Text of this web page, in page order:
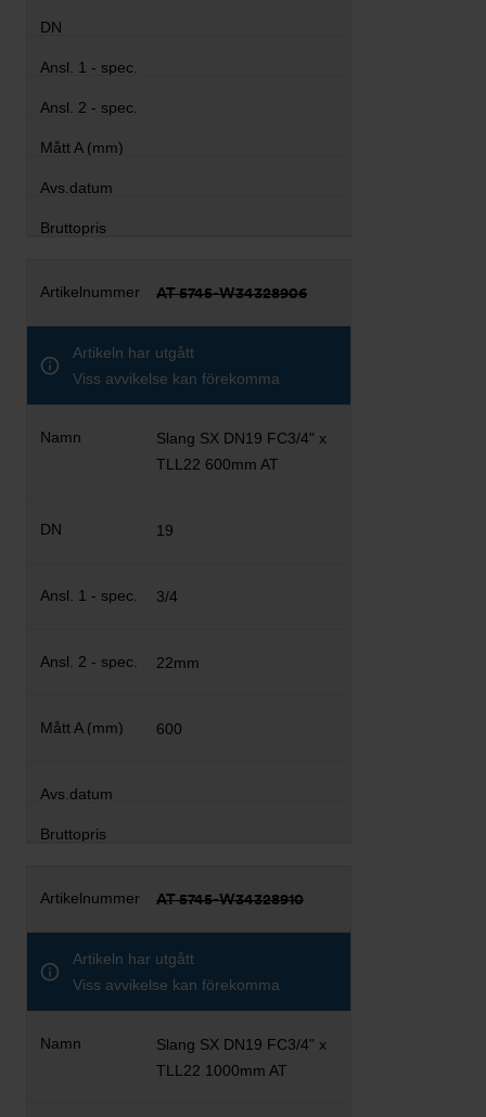
AT 5745-W34328906
Artikeln har utgått
Viss avvikelse kan förekomma
Slang SX DN19 FC3/4" x
TLL22 600mm AT
19
3/4
22mm
600
AT 5745-W34328910
Artikeln har utgått
Viss avvikelse kan förekomma
Slang SX DN19 FC3/4" x
TLL22 1000mm AT